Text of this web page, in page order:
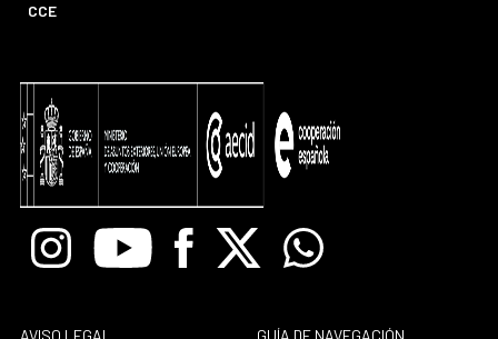
CCE
InstagramYoutube Facebook
X Whatsapp